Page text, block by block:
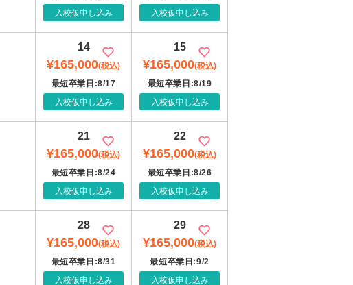
入校仮申し込み
入校仮申し込み
14
¥165,000(税込)
最短卒業日:8/17
入校仮申し込み
15
¥165,000(税込)
最短卒業日:8/19
入校仮申し込み
21
¥165,000(税込)
最短卒業日:8/24
入校仮申し込み
22
¥165,000(税込)
最短卒業日:8/26
入校仮申し込み
28
¥165,000(税込)
最短卒業日:8/31
入校仮申し込み
29
¥165,000(税込)
最短卒業日:9/2
入校仮申し込み